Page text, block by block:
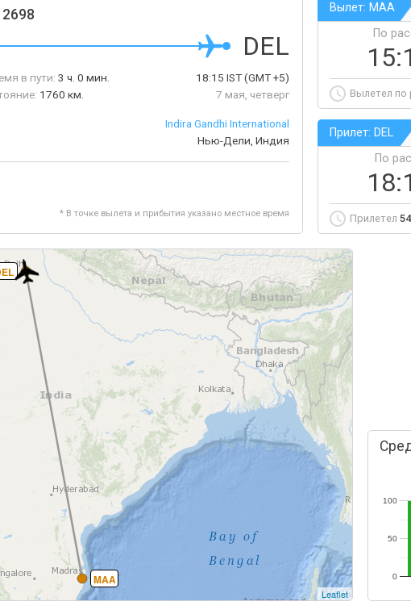
2698
DEL
в пути: 3 ч. 0 мин.
1760 км.
18:15IST(GMT +5)
7 мая, четверг
Indira Gandhi International
Нью-Дели, Индия
* В точке вылета и прибытия указано местное время
Вылет: MAA
По
Вылетел по
Прилет: DEL
По
Прилетел
MAA
Leaflet
0
50
100